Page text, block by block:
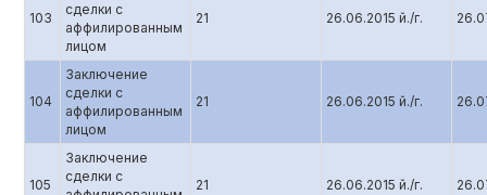
103
сделки с
аффилированным
лицом
21 26.06.2015 й./г.
104
Заключение
сделки с
аффилированным
лицом
21 26.06.2015 й./г.
105
Заключение
сделки с
21 26.06.2015 й./г.